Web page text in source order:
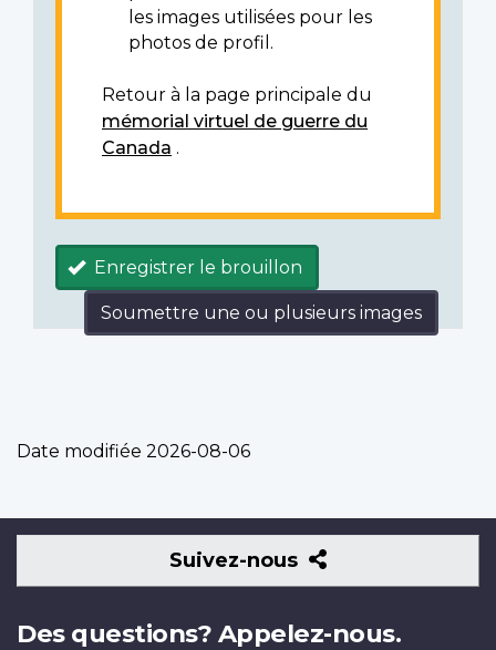
les images utilisées pour les
photos de profil.
Retour à la page principale du
mémorial virtuel de guerre du
Canada .
Enregistrer le brouillon
Soumettre une ou plusieurs images
Date modifiée 2026-08-06
Suivez-nous
Suivez-
nous
Des questions? Appelez-nous.